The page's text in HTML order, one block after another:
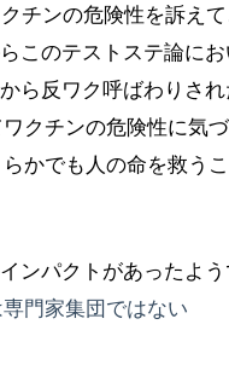
チンの危険性を訴え
このテストステ論に
ら反ワク呼ばわりさ
クチンの危険性に気
かでも人の命を救う
ンパクトがあったよ
門家集団ではない